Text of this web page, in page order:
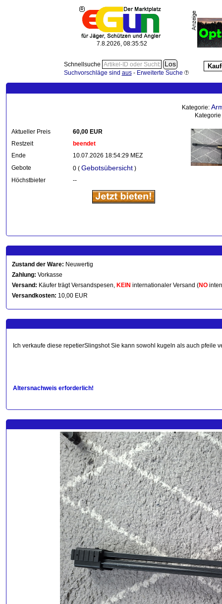
7.8.2026, 08:35:53
Schnellsuche
Suchvorschläge sind aus- Erweiterte Suche
Kategorie:
Aktueller Preis
60,00 EUR
Restzeit
beendet
Ende
10.07.2026 18:54:29 MEZ
Gebote
0 ( Gebotsübersicht )
Höchstbieter
--
Zustand der Ware: Neuwertig
Zahlung: Vorkasse
Versand: Käufer trägt Versandspesen, KEIN internationaler Versand (NO
Versandkosten: 10,00 EUR
Ich verkaufe diese repetierSlingshot Sie kann sowohl kugeln als auch pfeile
Altersnachweis erforderlich!